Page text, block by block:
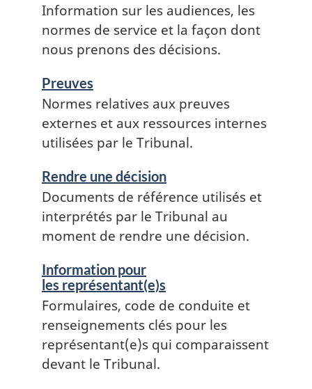
Information sur les audiences, les
normes de service et la façon dont
nous prenons des décisions.
Preuves
Normes relatives aux preuves
externes et aux ressources internes
utilisées par le Tribunal.
Rendre une décision
Documents de référence utilisés et
interprétés par le Tribunal au
moment de rendre une décision.
Information pour
les représentant(e)s
Formulaires, code de conduite et
renseignements clés pour les
représentant(e)s qui comparaissent
devant le Tribunal.